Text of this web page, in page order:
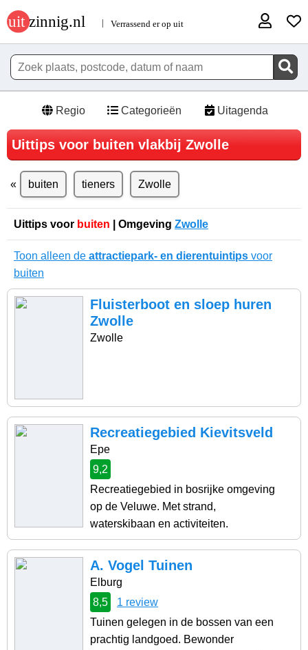
Regio Categorieën Uitagenda
Uittips voor buiten vlakbij Zwolle
buiten tieners Zwolle
Uittips voor buiten | Omgeving Zwolle
Toon alleen de attractiepark- en dierentuintips voor
buiten
Fluisterboot en sloep huren
Zwolle
Zwolle
Recreatiegebied Kievitsveld
Epe
9,2
Recreatiegebied in bosrijke omgeving
op de Veluwe. Met strand,
waterskibaan en activiteiten.
A. Vogel Tuinen
Elburg
8,5
1 review
Tuinen gelegen in de bossen van een
prachtig landgoed. Bewonder